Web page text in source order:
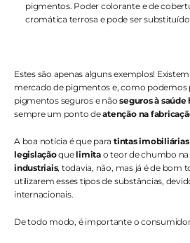
pigmentos. Poder colorante e de
cromática terrosa e pode ser
Estes são apenas alguns exemplos!
mercado de pigmentos e, como podemos
pigmentos seguros e não seguros à saúde
sempre um ponto de atenção na
A boa notícia é que para tintas imobiliárias
legislação que limita o teor de chumbo na
industriais, todavia, não, mas já é de bom
utilizarem esses tipos de substâncias,
internacionais.
De todo modo, é importante o